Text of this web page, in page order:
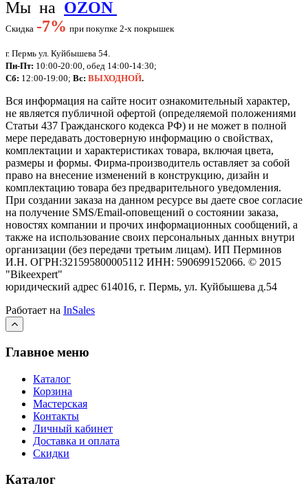
Мы на OZON
Скидка -7% при покупке 2-х покрышек
г. Пермь ул. Куйбышева 54.
Пн-Пт: 10:00-20:00, обед 14:00-14:30;
Сб: 12:00-19:00; Вс: ВЫХОДНОЙ.
Вся информация на сайте носит ознакомительный характер,
не является публичной офертой (определяемой положениями
Статьи 437 Гражданского кодекса РФ) и не может в полной
мере передавать достоверную информацию о свойствах,
комплектации и характеристиках товара, включая цвета,
размеры и формы. Фирма-производитель оставляет за собой
право на внесение изменений в конструкцию, дизайн и
комплектацию товара без предварительного уведомления.
При создании заказа на данном ресурсе вы даете свое согласие
на получение SMS/Email-оповещений о состоянии заказа,
новостях компании и прочих информационных сообщений, а
также на использование своих персональных данных внутри
организации (без передачи третьим лицам). ИП Перминов
И.Н. ОГРН:321595800005112 ИНН: 590699152066. © 2015
"Bikeexpert"
юридический адрес 614016, г. Пермь, ул. Куйбышева д.54
Работает на InSales
Главное меню
Каталог
Корзина
Мастерская
Контакты
Личный кабинет
Доставка и оплата
Скидки
Каталог